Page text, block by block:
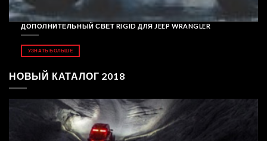
ДОПОЛНИТЕЛЬНЫЙ СВЕТ RIGID ДЛЯ JEEP WRANGLER
УЗНАТЬ БОЛЬШЕ
НОВЫЙ КАТАЛОГ 2018